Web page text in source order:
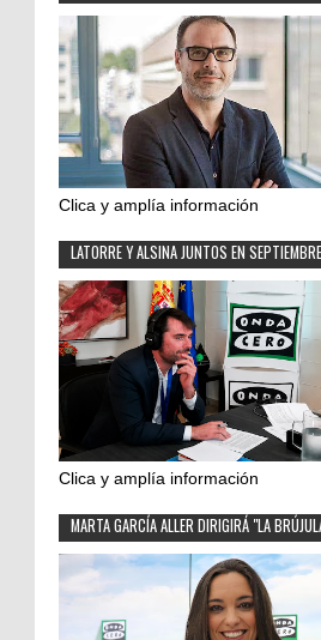
Clica y amplía información
LATORRE Y ALSINA JUNTOS EN
Clica y amplía información
MARTA GARCÍA ALLER DIRIGIRÁ "LA